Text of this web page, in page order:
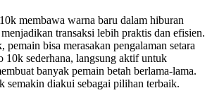
membawa warna baru dalam hiburan
menjadikan transaksi lebih praktis dan efisien.
bisa merasakan pengalaman setara
10k sederhana, langsung aktif untuk
banyak pemain betah berlama-lama.
semakin diakui sebagai pilihan terbaik.